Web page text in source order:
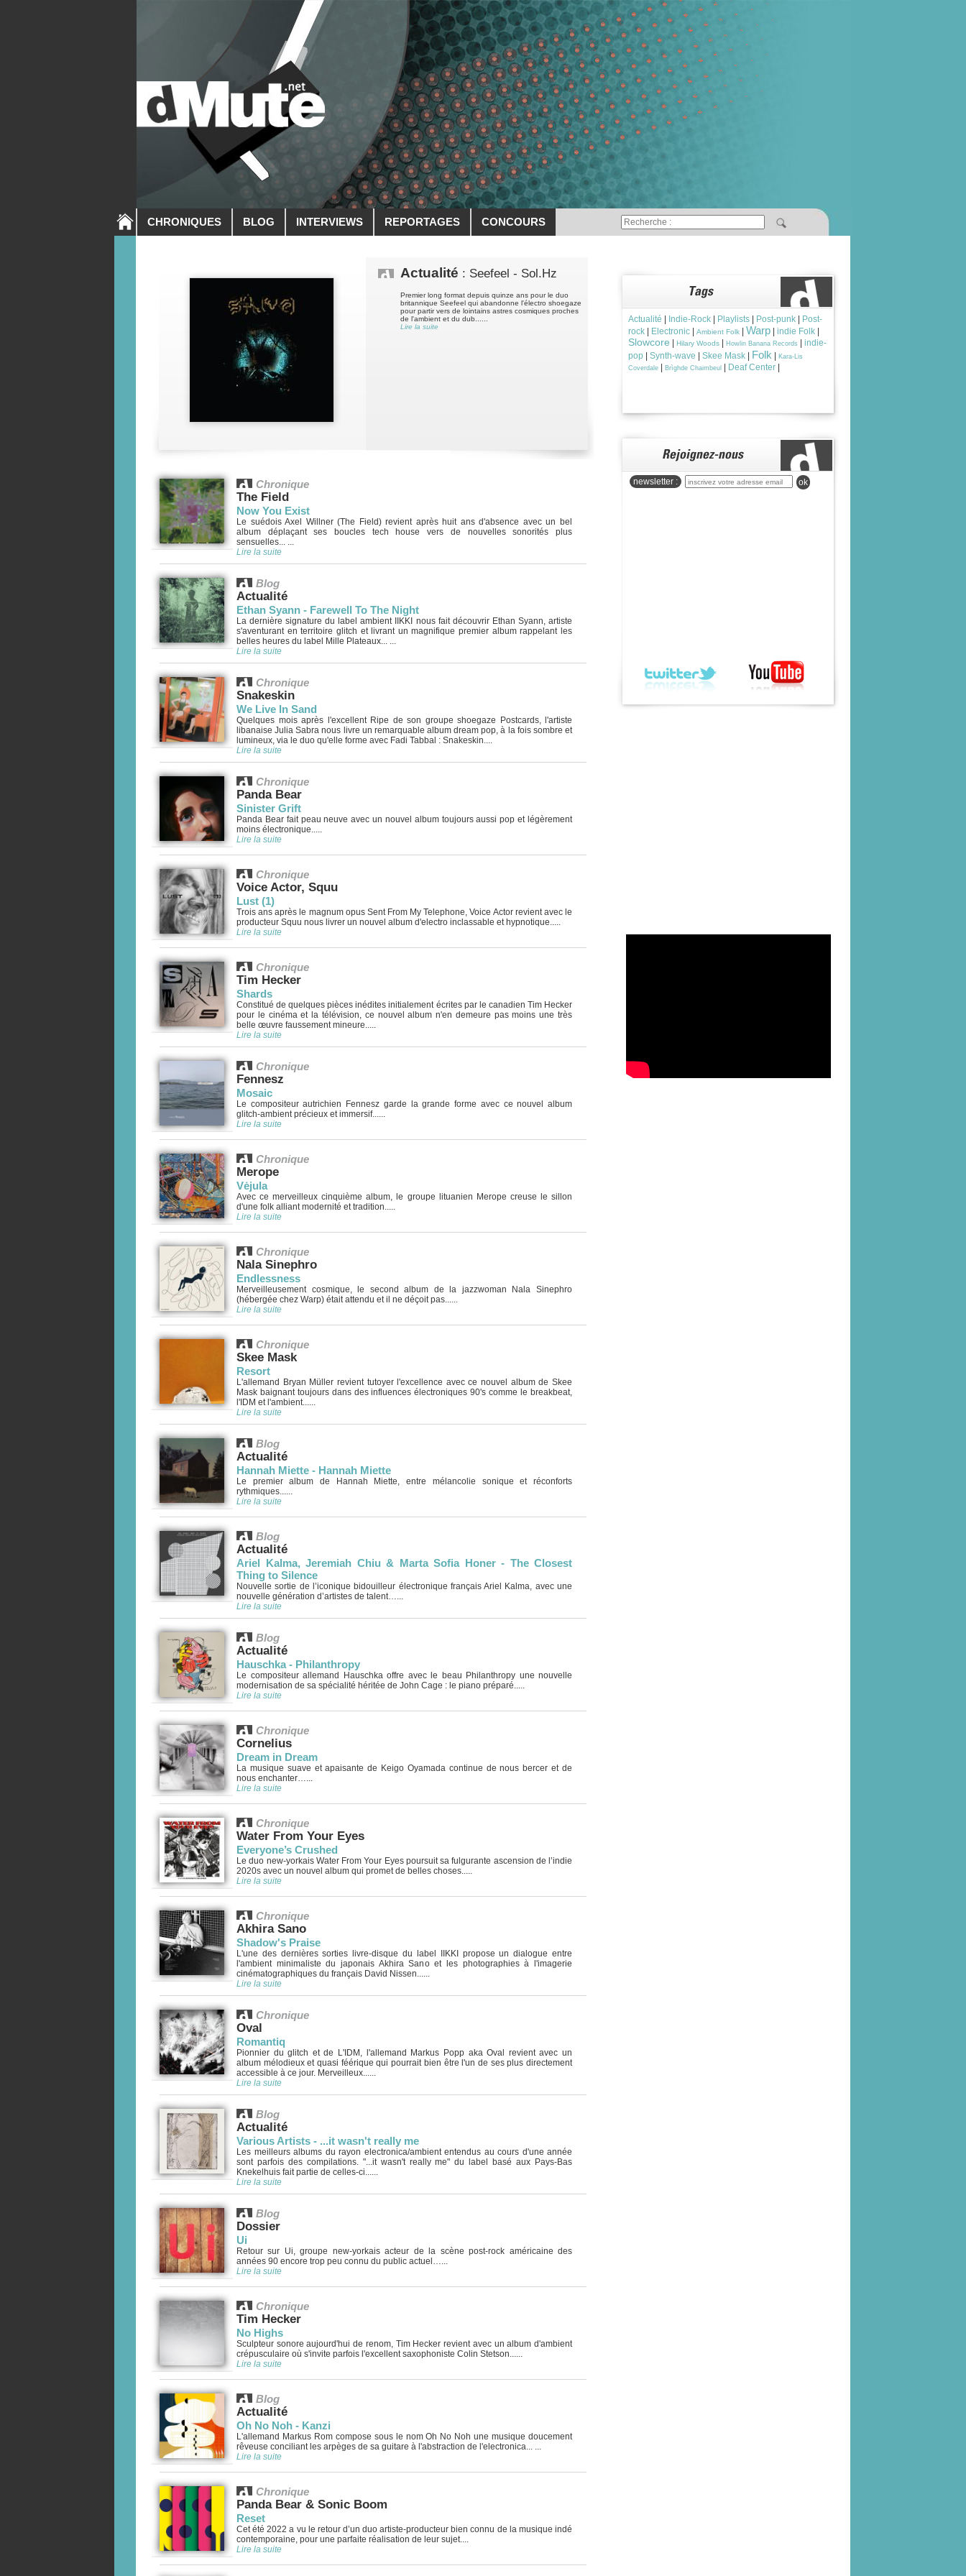
CHRONIQUES BLOG INTERVIEWS REPORTAGES CONCOURS
Actualité : Seefeel - Sol.Hz
Premier long format depuis quinze ans pour le duo
britannique Seefeel qui abandonne l'électro shoegaze
pour partir vers de lointains astres cosmiques proches
de l'ambient et du dub......
Lire la suite
Chronique
The Field
Now You Exist
Le suédois Axel Willner (The Field) revient après huit ans d'absence avec un bel
album déplaçant ses boucles tech house vers de nouvelles sonorités plus
sensuelles... ...
Lire la suite
Blog
Actualité
Ethan Syann - Farewell To The Night
La dernière signature du label ambient IIKKI nous fait découvrir Ethan Syann, artiste
s'aventurant en territoire glitch et livrant un magnifique premier album rappelant les
belles heures du label Mille Plateaux... ...
Lire la suite
Chronique
Snakeskin
We Live In Sand
Quelques mois après l'excellent Ripe de son groupe shoegaze Postcards, l'artiste
libanaise Julia Sabra nous livre un remarquable album dream pop, à la fois sombre et
lumineux, via le duo qu'elle forme avec Fadi Tabbal : Snakeskin....
Lire la suite
Chronique
Panda Bear
Sinister Grift
Panda Bear fait peau neuve avec un nouvel album toujours aussi pop et légèrement
moins électronique.....
Lire la suite
Chronique
Voice Actor, Squu
Lust (1)
Trois ans après le magnum opus Sent From My Telephone, Voice Actor revient avec le
producteur Squu nous livrer un nouvel album d'electro inclassable et hypnotique.....
Lire la suite
Chronique
Tim Hecker
Shards
Constitué de quelques pièces inédites initialement écrites par le canadien Tim Hecker
pour le cinéma et la télévision, ce nouvel album n'en demeure pas moins une très
belle œuvre faussement mineure.....
Lire la suite
Chronique
Fennesz
Mosaic
Le compositeur autrichien Fennesz garde la grande forme avec ce nouvel album
glitch-ambient précieux et immersif......
Lire la suite
Chronique
Merope
V​ė​jula
Avec ce merveilleux cinquième album, le groupe lituanien Merope creuse le sillon
d'une folk alliant modernité et tradition.....
Lire la suite
Chronique
Nala Sinephro
Endlessness
Merveilleusement cosmique, le second album de la jazzwoman Nala Sinephro
(hébergée chez Warp) était attendu et il ne déçoit pas......
Lire la suite
Chronique
Skee Mask
Resort
L'allemand Bryan Müller revient tutoyer l'excellence avec ce nouvel album de Skee
Mask baignant toujours dans des influences électroniques 90's comme le breakbeat,
l'IDM et l'ambient......
Lire la suite
Blog
Actualité
Hannah Miette - Hannah Miette
Le premier album de Hannah Miette, entre mélancolie sonique et réconforts
rythmiques......
Lire la suite
Blog
Actualité
Ariel Kalma, Jeremiah Chiu & Marta Sofia Honer - The Closest
Thing to Silence
Nouvelle sortie de l’iconique bidouilleur électronique français Ariel Kalma, avec une
nouvelle génération d’artistes de talent…...
Lire la suite
Blog
Actualité
Hauschka - Philanthropy
Le compositeur allemand Hauschka offre avec le beau Philanthropy une nouvelle
modernisation de sa spécialité héritée de John Cage : le piano préparé.....
Lire la suite
Chronique
Cornelius
Dream in Dream
La musique suave et apaisante de Keigo Oyamada continue de nous bercer et de
nous enchanter…...
Lire la suite
Chronique
Water From Your Eyes
Everyone’s Crushed
Le duo new-yorkais Water From Your Eyes poursuit sa fulgurante ascension de l’indie
2020s avec un nouvel album qui promet de belles choses.....
Lire la suite
Chronique
Akhira Sano
Shadow's Praise
L'une des dernières sorties livre-disque du label IIKKI propose un dialogue entre
l'ambient minimaliste du japonais Akhira Sano et les photographies à l'imagerie
cinématographiques du français David Nissen......
Lire la suite
Chronique
Oval
Romantiq
Pionnier du glitch et de L'IDM, l'allemand Markus Popp aka Oval revient avec un
album mélodieux et quasi féérique qui pourrait bien être l'un de ses plus directement
accessible à ce jour. Merveilleux......
Lire la suite
Blog
Actualité
Various Artists - .​.​.​it wasn't really me
Les meilleurs albums du rayon electronica/ambient entendus au cours d'une année
sont parfois des compilations. "...it wasn't really me" du label basé aux Pays-Bas
Knekelhuis fait partie de celles-ci......
Lire la suite
Blog
Dossier
Ui
Retour sur Ui, groupe new-yorkais acteur de la scène post-rock américaine des
années 90 encore trop peu connu du public actuel…...
Lire la suite
Chronique
Tim Hecker
No Highs
Sculpteur sonore aujourd'hui de renom, Tim Hecker revient avec un album d'ambient
crépusculaire où s'invite parfois l'excellent saxophoniste Colin Stetson......
Lire la suite
Blog
Actualité
Oh No Noh - Kanzi
L'allemand Markus Rom compose sous le nom Oh No Noh une musique doucement
rêveuse conciliant les arpèges de sa guitare à l'abstraction de l'electronica... ...
Lire la suite
Chronique
Panda Bear & Sonic Boom
Reset
Cet été 2022 a vu le retour d’un duo artiste-producteur bien connu de la musique indé
contemporaine, pour une parfaite réalisation de leur sujet....
Lire la suite
Actualité Indie-Rock Playlists Post-punk
Post-
rock
Electronic Ambient Folk Warp indie Folk
Slowcore Hilary Woods Howlin Banana Records
indie-
pop
Synth-wave Skee Mask Folk
Kara-Lis
Coverdale
Brìghde Chaimbeul Deaf Center
newsletter : ok